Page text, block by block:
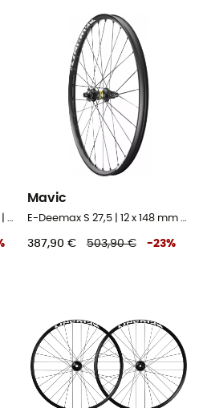
Mavic
387,90 € 503,90 € -23%